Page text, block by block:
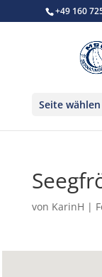
+49 160
Seite wählen
von KarinH |